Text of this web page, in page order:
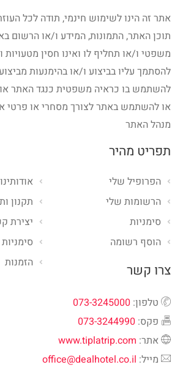
אתר זה הינו לשימוש חינמי, תודה לכל
תוכן האתר, התמונות, המידע ו/או הרשום
משפטי ו/או תחליף לו ואינו חסין מטעויות
להסתמך עליו בביצוע ו/או בהימנעות
להשתמש בו כראיה משפטית כנגד האתר או
או להשתמש באתר לצורך מסחרי או פרטי
מנהל האתר
תפריט מהיר
אודותינו
תקנון
יצירת
סימניות
הזמנות
הפרופיל שלי
הרשומות שלי
סימניות
הוסף רשומה
צרו קשר
טלפון: 073-3245000
פקס: 073-3244990
אתר: www.tiplatrip.com
מייל: office@dealhotel.co.il